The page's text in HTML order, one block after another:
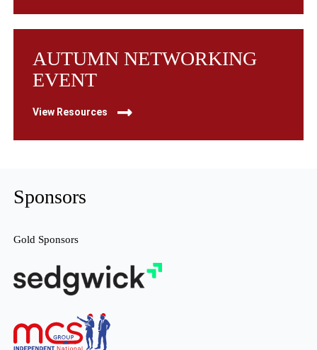
AUTUMN NETWORKING
EVENT
View Resources
Sponsors
Gold Sponsors